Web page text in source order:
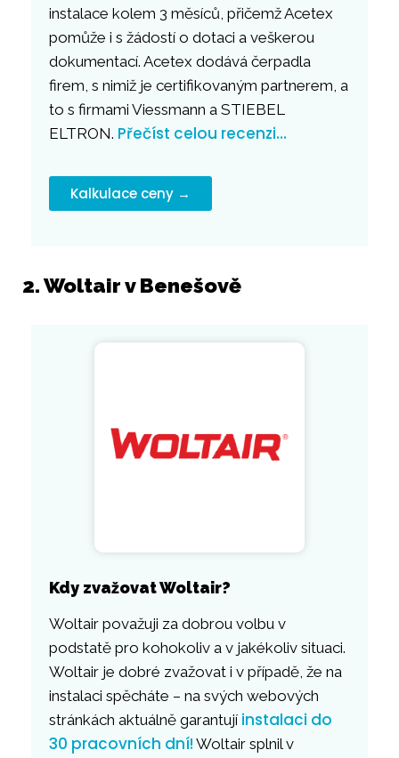
instalace kolem 3 měsíců, přičemž Acetex
pomůže i s žádostí o dotaci a veškerou
dokumentací. Acetex dodává čerpadla
firem, s nimiž je certifikovaným partnerem, a
to s firmami Viessmann a STIEBEL
ELTRON. Přečíst celou recenzi…
Kalkulace ceny →
2. Woltair v Benešově
Kdy zvažovat Woltair?
Woltair považuji za dobrou volbu v
podstatě pro kohokoliv a v jakékoliv situaci.
Woltair je dobré zvažovat i v případě, že na
instalaci spěcháte – na svých webových
stránkách aktuálně garantují instalaci do
30 pracovních dní! Woltair splnil v